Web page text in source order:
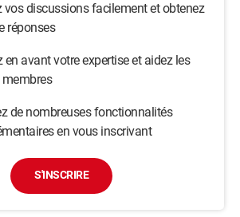
vos discussions facilement et obtenez
réponses
en avant votre expertise et aidez les
de nombreuses fonctionnalités
en vous inscrivant
S'INSCRIRE